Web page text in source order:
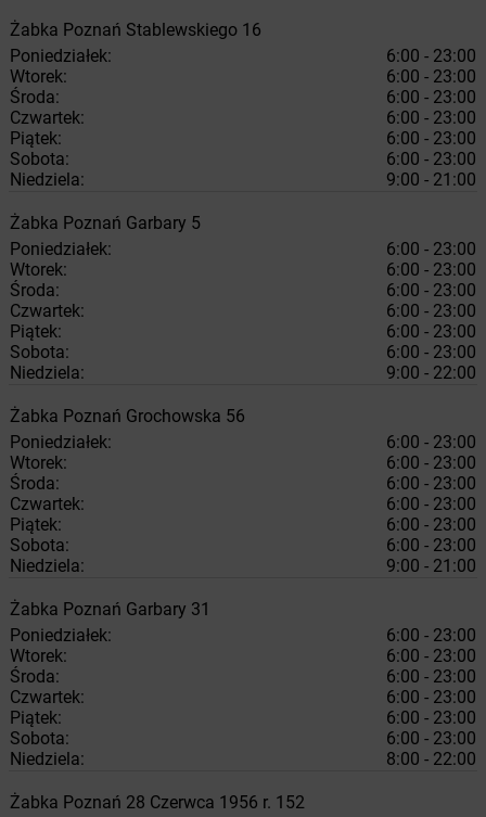
Żabka Poznań Stablewskiego 16
Poniedziałek:
6:00 - 23:00
Wtorek:
6:00 - 23:00
Środa:
6:00 - 23:00
Czwartek:
6:00 - 23:00
Piątek:
6:00 - 23:00
Sobota:
6:00 - 23:00
Niedziela:
9:00 - 21:00
Żabka Poznań Garbary 5
Poniedziałek:
6:00 - 23:00
Wtorek:
6:00 - 23:00
Środa:
6:00 - 23:00
Czwartek:
6:00 - 23:00
Piątek:
6:00 - 23:00
Sobota:
6:00 - 23:00
Niedziela:
9:00 - 22:00
Żabka Poznań Grochowska 56
Poniedziałek:
6:00 - 23:00
Wtorek:
6:00 - 23:00
Środa:
6:00 - 23:00
Czwartek:
6:00 - 23:00
Piątek:
6:00 - 23:00
Sobota:
6:00 - 23:00
Niedziela:
9:00 - 21:00
Żabka Poznań Garbary 31
Poniedziałek:
6:00 - 23:00
Wtorek:
6:00 - 23:00
Środa:
6:00 - 23:00
Czwartek:
6:00 - 23:00
Piątek:
6:00 - 23:00
Sobota:
6:00 - 23:00
Niedziela:
8:00 - 22:00
Żabka Poznań 28 Czerwca 1956 r. 152